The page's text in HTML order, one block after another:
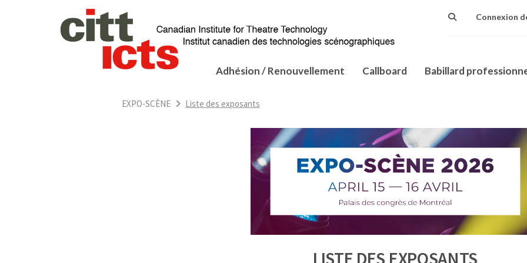
Connexion
Adhésion / Renouvellement Callboard Babillard
EXPO-SCÈNE Liste des exposants
LISTE DES EXPOSANTS